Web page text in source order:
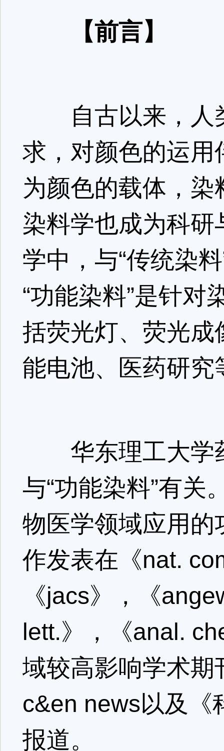
【前言】
自古以来，人
求，对颜色的运
为颜色的载体，
染料学也成为科
学中，与“传统染
“功能染料”是针对
括荧光灯、荧光
能电池、医药研究
华东理工大学
与“功能染料”有关
物医学领域应用
作发表在《nat.
《jacs》，《
lett.》，《anal.
域较高影响学术
c&en news以及《
报道。